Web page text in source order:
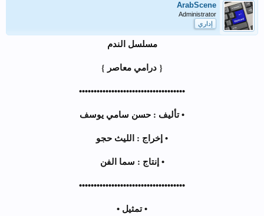
ArabScene
Administrator
إداري
مسلسل الندم
{ درامي معاصر }
••••••••••••••••••••••••••••••••••••
• تأليف : حسن سامي يوسف
• إخراج : الليث حجو
• إنتاج : سما الفن
••••••••••••••••••••••••••••••••••••
• تمثيل •